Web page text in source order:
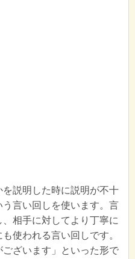
を説明した時に説明が不十
言い回しを使います。言
相手に対してより丁寧に
使われる言い回しです。
ございます」といった形で